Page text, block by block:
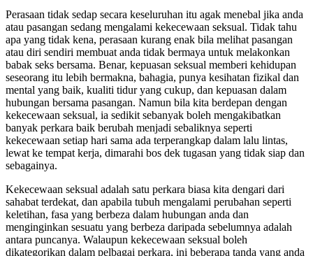
Perasaan tidak sedap secara keseluruhan itu agak menebal jika anda
atau pasangan sedang mengalami kekecewaan seksual. Tidak tahu
apa yang tidak kena, perasaan kurang enak bila melihat pasangan
atau diri sendiri membuat anda tidak bermaya untuk melakonkan
babak seks bersama. Benar, kepuasan seksual memberi kehidupan
seseorang itu lebih bermakna, bahagia, punya kesihatan fizikal dan
mental yang baik, kualiti tidur yang cukup, dan kepuasan dalam
hubungan bersama pasangan. Namun bila kita berdepan dengan
kekecewaan seksual, ia sedikit sebanyak boleh mengakibatkan
banyak perkara baik berubah menjadi sebaliknya seperti
kekecewaan setiap hari sama ada terperangkap dalam lalu lintas,
lewat ke tempat kerja, dimarahi bos dek tugasan yang tidak siap dan
sebagainya.
Kekecewaan seksual adalah satu perkara biasa kita dengari dari
sahabat terdekat, dan apabila tubuh mengalami perubahan seperti
keletihan, fasa yang berbeza dalam hubungan anda dan
menginginkan sesuatu yang berbeza daripada sebelumnya adalah
antara puncanya. Walaupun kekecewaan seksual boleh
dikategorikan dalam pelbagai perkara, ini beberapa tanda yang anda